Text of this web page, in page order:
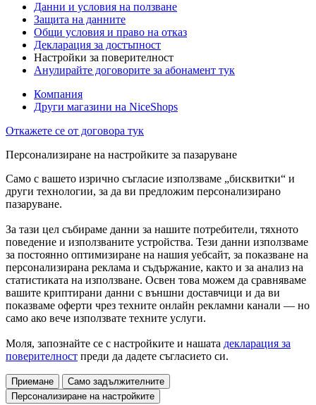
Данни и условия на ползване
Защита на данните
Общи условия и право на отказ
Декларация за достъпност
Настройки за поверителност
Анулирайте договорите за абонамент тук
Компания
Други магазини на NiceShops
Откажете се от договора тук
Персонализиране на настройките за пазаруване
Само с вашето изрично съгласие използваме „бисквитки“ и
други технологии, за да ви предложим персонализирано
пазаруване.
За тази цел събираме данни за нашите потребители, тяхното
поведение и използваните устройства. Тези данни използваме
за постоянно оптимизиране на нашия уебсайт, за показване на
персонализирана реклама и съдържание, както и за анализ на
статистиката на използване. Освен това можем да сравняваме
вашите криптирани данни с външни доставчици и да ви
показваме оферти чрез техните онлайн рекламни канали — но
само ако вече използвате техните услуги.
Моля, запознайте се с настройките и нашата декларация за
поверителност преди да дадете съгласието си.
Приемане
Само задължителните
Персонализиране на настройките